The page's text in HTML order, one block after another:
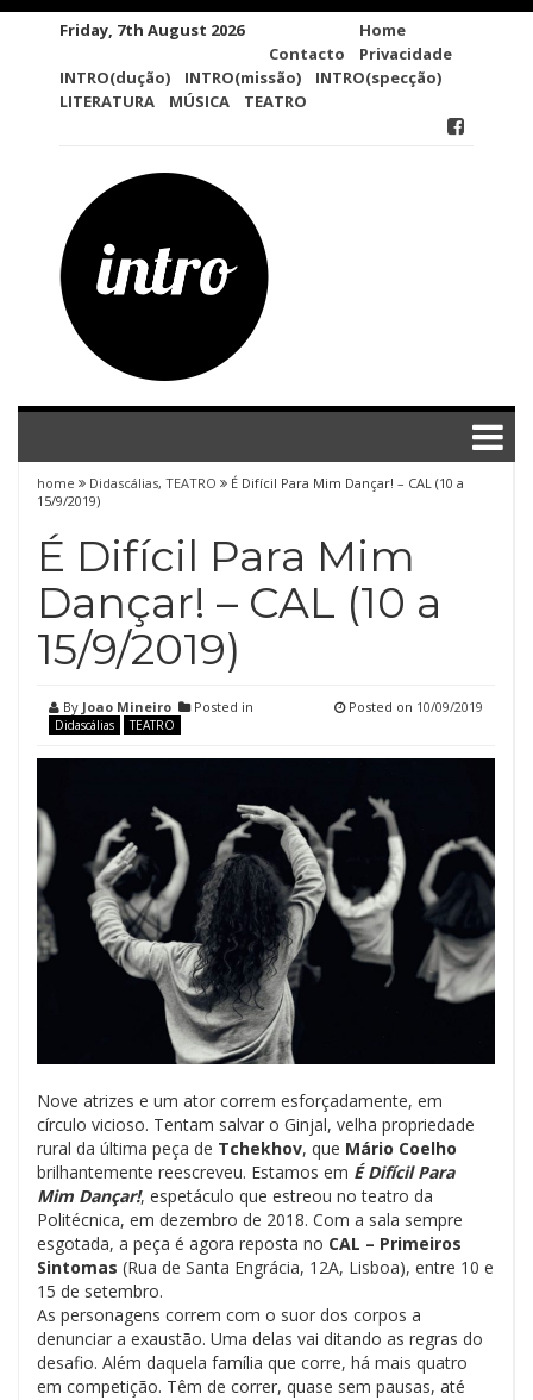
Friday, 7th August 2026
Contacto
Home
Privacidade
INTRO(dução)
INTRO(missão)
INTRO(specção)
LITERATURA
MÚSICA TEATRO
home Didascálias, TEATRO
É Difícil Para Mim Dançar! – CAL (10 a
15/9/2019)
É Difícil Para Mim
Dançar! – CAL (10 a
15/9/2019)
By Joao Mineiro Posted in
Didascálias TEATRO
Posted on 10/09/2019
Nove atrizes e um ator correm esforçadamente, em
círculo vicioso. Tentam salvar o Ginjal, velha propriedade
rural da última peça de Tchekhov, que Mário Coelho
brilhantemente reescreveu. Estamos em É Difícil Para
Mim Dançar!, espetáculo que estreou no teatro da
Politécnica, em dezembro de 2018. Com a sala sempre
esgotada, a peça é agora reposta no CAL – Primeiros
Sintomas (Rua de Santa Engrácia, 12A, Lisboa), entre 10 e
15 de setembro.
As personagens correm com o suor dos corpos a
denunciar a exaustão. Uma delas vai ditando as regras do
desafio. Além daquela família que corre, há mais quatro
em competição. Têm de correr, quase sem pausas, até